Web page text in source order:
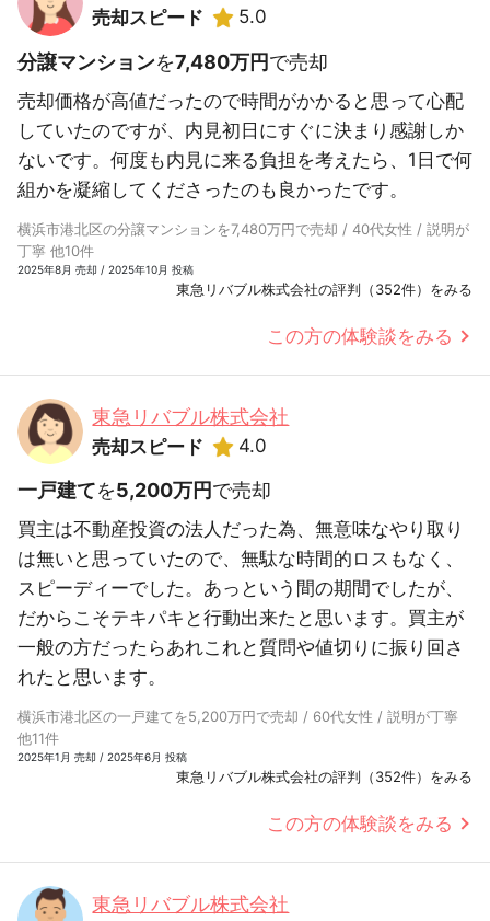
売却スピード 5.0
分譲マンションを7,480万円で売却
売却価格が高値だったので時間がかかると思って心配
していたのですが、内見初日にすぐに決まり感謝しか
ないです。何度も内見に来る負担を考えたら、1日で何
組かを凝縮してくださったのも良かったです。
横浜市港北区の分譲マンションを7,480万円で売却 / 40代女性 / 説明が
丁寧 他10件
2025年8月 売却 / 2025年10月 投稿
東急リバブル株式会社の評判（352件）をみる
この方の体験談をみる
東急リバブル株式会社
売却スピード 4.0
一戸建てを5,200万円で売却
買主は不動産投資の法人だった為、無意味なやり取り
は無いと思っていたので、無駄な時間的ロスもなく、
スピーディーでした。あっという間の期間でしたが、
だからこそテキパキと行動出来たと思います。買主が
一般の方だったらあれこれと質問や値切りに振り回さ
れたと思います。
横浜市港北区の一戸建てを5,200万円で売却 / 60代女性 / 説明が丁寧
他11件
2025年1月 売却 / 2025年6月 投稿
東急リバブル株式会社の評判（352件）をみる
この方の体験談をみる
東急リバブル株式会社